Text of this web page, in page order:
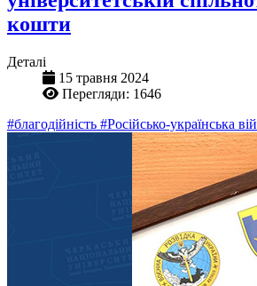
кошти
Деталі
15 травня 2024
Перегляди: 1646
#благодійність #Російсько-українська